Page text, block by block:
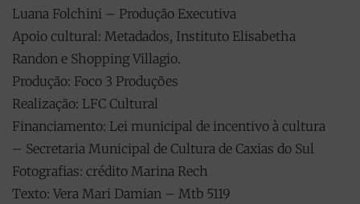
Luana Folchini – Produção Executiva
Apoio cultural: Metadados, Instituto Elisabetha
Randon e Shopping Villagio.
Produção: Foco 3 Produções
Realização: LFC Cultural
Financiamento: Lei municipal de incentivo à cultura ​
– Secretaria Municipal de Cultura de Caxias do Sul
Fotografias: crédito Marina Rech
Texto: Vera Mari Damian – Mtb 5119